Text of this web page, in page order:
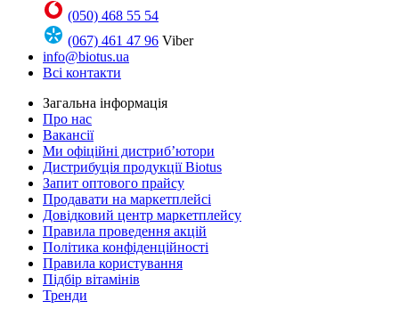
(050) 468 55 54
(067) 461 47 96 Viber
info@biotus.ua
Всі контакти
Загальна інформація
Про нас
Вакансії
Ми офіційні дистриб’ютори
Дистрибуція продукції Biotus
Запит оптового прайсу
Продавати на маркетплейсі
Довідковий центр маркетплейсу
Правила проведення акцій
Політика конфіденційності
Правила користування
Підбір вітамінів
Тренди